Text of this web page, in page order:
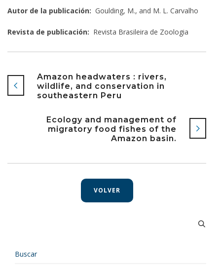
Autor de la publicación: Goulding, M., and M. L. Carvalho
Revista de publicación: Revista Brasileira de Zoologia
Amazon headwaters : rivers,
wildlife, and conservation in
southeastern Peru
Ecology and management of
migratory food fishes of the
Amazon basin.
VOLVER